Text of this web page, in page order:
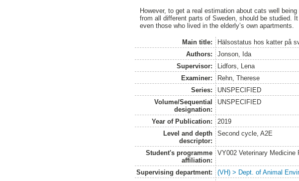
However, to get a real estimation about cats well
from all different parts of Sweden, should be studied.
even those who lived in the elderly’s own apartments.
Main title:
Hälsostatus hos katter på
Authors:
Jonson, Ida
Supervisor:
Lidfors, Lena
Examiner:
Rehn, Therese
Series:
UNSPECIFIED
Volume/Sequential
designation:
UNSPECIFIED
Year of Publication:
2019
Level and depth
descriptor:
Second cycle, A2E
Student's programme
affiliation:
VY002 Veterinary Medicine
Supervising department:
(VH) > Dept. of Animal